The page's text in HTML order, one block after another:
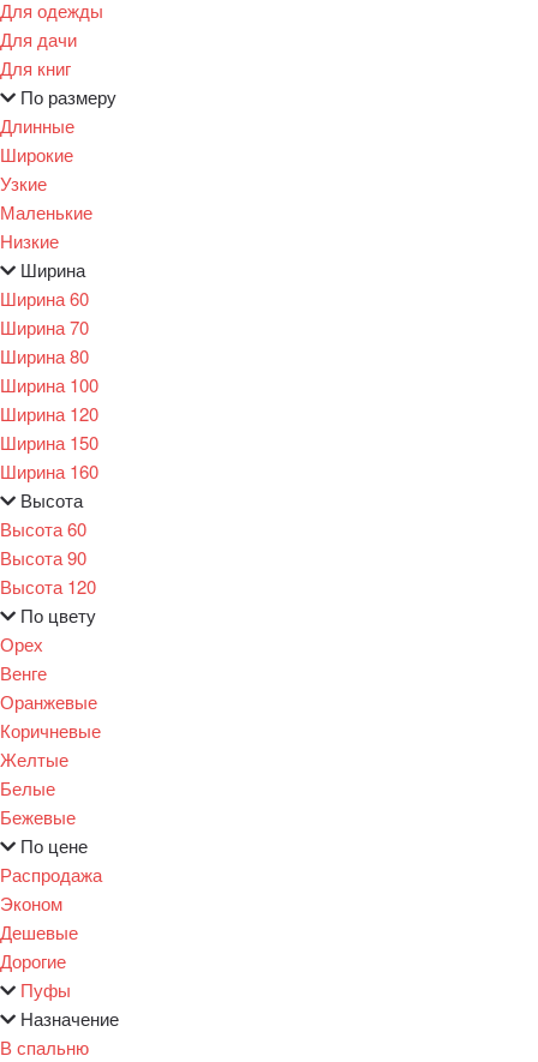
Для одежды
Для дачи
Для книг
По размеру
Длинные
Широкие
Узкие
Маленькие
Низкие
Ширина
Ширина 60
Ширина 70
Ширина 80
Ширина 100
Ширина 120
Ширина 150
Ширина 160
Высота
Высота 60
Высота 90
Высота 120
По цвету
Орех
Венге
Оранжевые
Коричневые
Желтые
Белые
Бежевые
По цене
Распродажа
Эконом
Дешевые
Дорогие
Пуфы
Назначение
В спальню